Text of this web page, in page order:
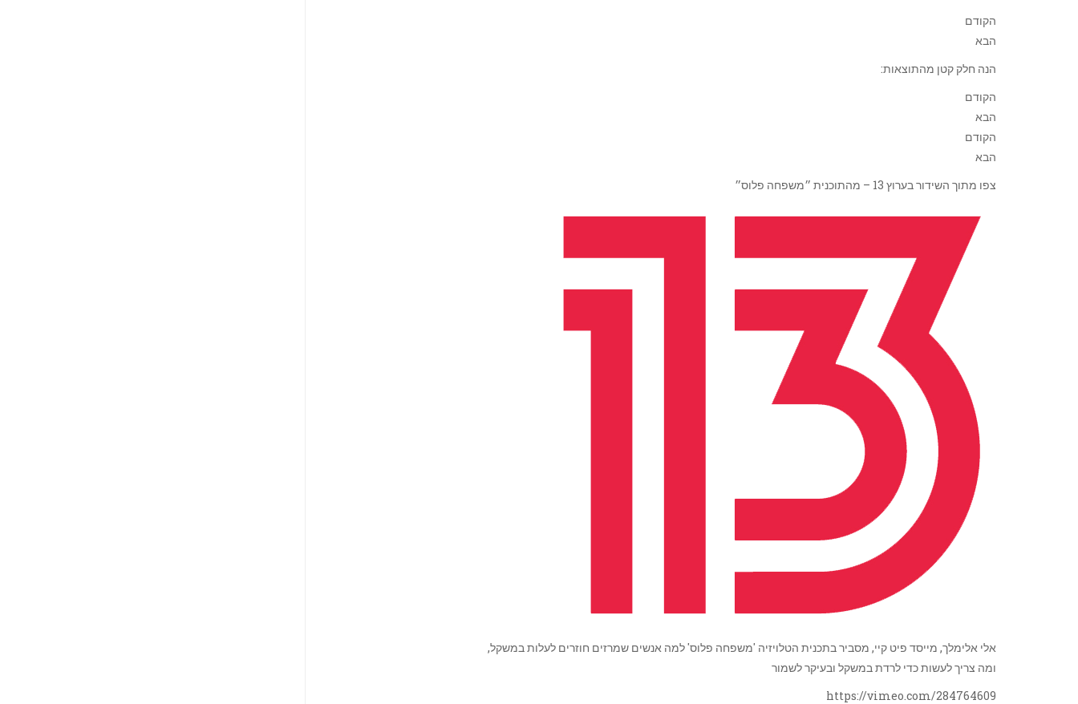
הקודם
הבא
הנה חלק קטן מהתוצאות:
הקודם
הבא
הקודם
הבא
צפו מתוך השידור בערוץ 13 – מהתוכנית ״משפחה פלוס״
אלי אלימלך, מייסד פיט קיי, מסביר בתכנית הטלויזיה 'משפחה פלוס' למה אנשים שמרזים חוזרים לעלות במשקל,
ומה צריך לעשות כדי לרדת במשקל ובעיקר לשמור
https://vimeo.com/284764609